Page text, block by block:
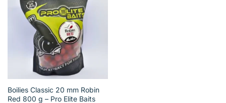
Añadir
lista de
deseos
Boilies Classic 20 mm Robin
Red 800 g – Pro Elite Baits